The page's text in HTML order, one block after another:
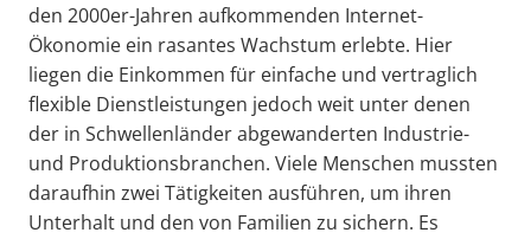
den 2000er-Jahren aufkommenden Internet-
Ökonomie ein rasantes Wachstum erlebte. Hier
liegen die Einkommen für einfache und vertraglich
flexible Dienstleistungen jedoch weit unter denen
der in Schwellenländer abgewanderten Industrie-
und Produktionsbranchen. Viele Menschen mussten
daraufhin zwei Tätigkeiten ausführen, um ihren
Unterhalt und den von Familien zu sichern. Es